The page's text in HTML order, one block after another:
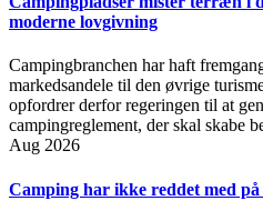
moderne lovgivning
Campingbranchen har haft
markedsandele til den øvrige
opfordrer derfor regeringen til at
campingreglement, der skal skabe
Aug 2026
Camping har ikke reddet med